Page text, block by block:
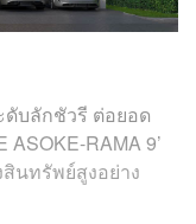
ดับลักชัวรี ต่อยอด
ASOKE-RAMA 9’
นทรัพย์สูงอย่าง